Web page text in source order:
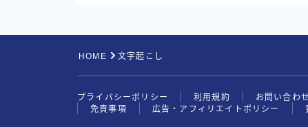
HOME 文字起こし
プライバシーポリシー 利用規約 お問い合わせ
免責事項
広告・アフィリエイトポリシー